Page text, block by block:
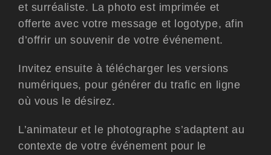
et surréaliste. La photo est imprimée et
offerte avec votre message et logotype, afin
d’offrir un souvenir de votre événement.
Invitez ensuite à télécharger les versions
numériques, pour générer du trafic en ligne
où vous le désirez.
L’animateur et le photographe s’adaptent au
contexte de votre événement pour le